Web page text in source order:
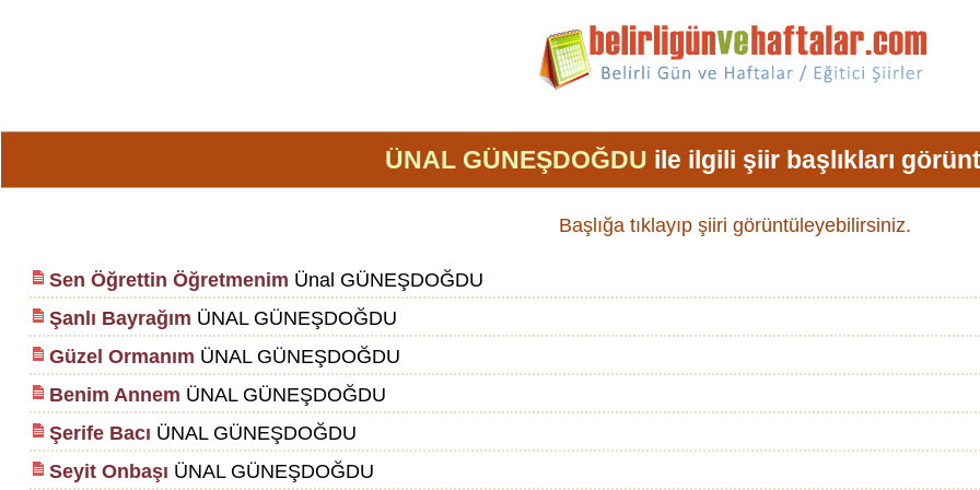
ÜNAL GÜNEŞDOĞDU ile ilgili şiir başlıkları
Başlığa tıklayıp şiiri görüntüleyebilirsiniz.
Sen Öğrettin Öğretmenim Ünal GÜNEŞDOĞDU
Şanlı Bayrağım ÜNAL GÜNEŞDOĞDU
Güzel Ormanım ÜNAL GÜNEŞDOĞDU
Benim Annem ÜNAL GÜNEŞDOĞDU
Şerife Bacı ÜNAL GÜNEŞDOĞDU
Seyit Onbaşı ÜNAL GÜNEŞDOĞDU